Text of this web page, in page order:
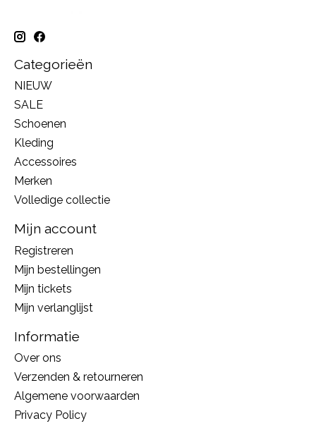
Categorieën
NIEUW
SALE
Schoenen
Kleding
Accessoires
Merken
Volledige collectie
Mijn account
Registreren
Mijn bestellingen
Mijn tickets
Mijn verlanglijst
Informatie
Over ons
Verzenden & retourneren
Algemene voorwaarden
Privacy Policy